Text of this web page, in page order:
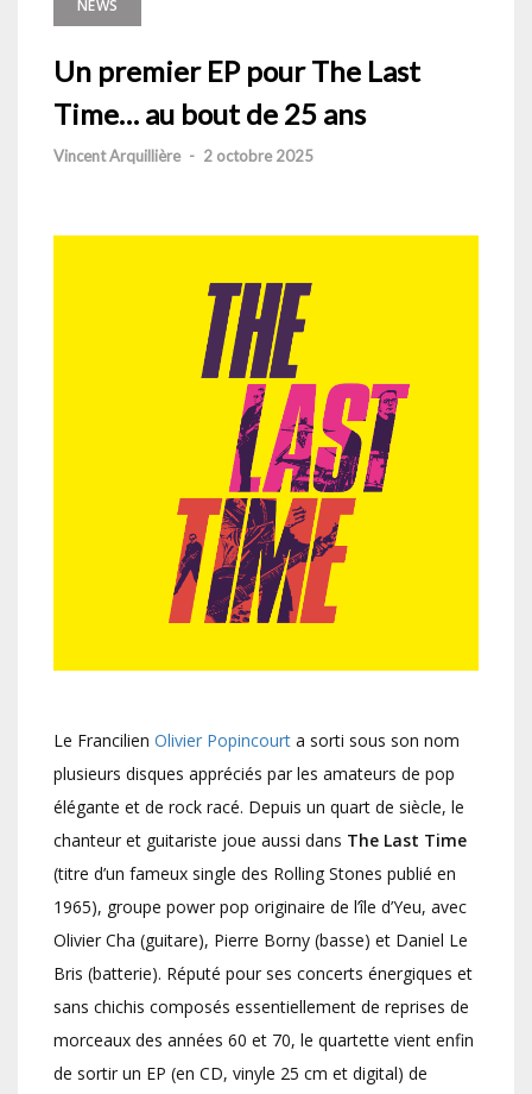
NEWS
Un premier EP pour The Last
Time… au bout de 25 ans
Vincent Arquillière - 2 octobre 2025
Le Francilien Olivier Popincourt a sorti sous son nom
plusieurs disques appréciés par les amateurs de pop
élégante et de rock racé. Depuis un quart de siècle, le
chanteur et guitariste joue aussi dans The Last Time
(titre d’un fameux single des Rolling Stones publié en
1965), groupe power pop originaire de l’île d’Yeu, avec
Olivier Cha (guitare), Pierre Borny (basse) et Daniel Le
Bris (batterie). Réputé pour ses concerts énergiques et
sans chichis composés essentiellement de reprises de
morceaux des années 60 et 70, le quartette vient enfin
de sortir un EP (en CD, vinyle 25 cm et digital) de